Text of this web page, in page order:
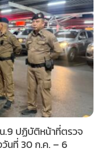
.9 ปฏิบัติหน้าที่ตรวจ
วันที่ 30 ก.ค. – 6